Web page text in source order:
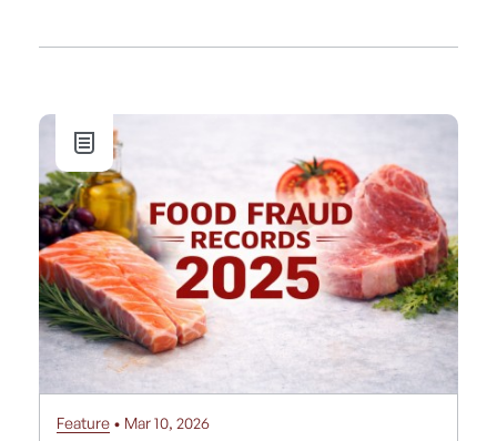
Feature • Mar 10, 2026